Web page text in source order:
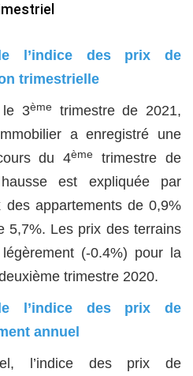
l’indice des prix de
trimestrielle
le 3èmetrimestre de 2021,
a enregistré une
du 4ème
trimestre de
est expliquée par
des appartements de 0,9%
5,7%. Les prix des terrains
(-0.4%) pour la
trimestre 2020.
l’indice des prix de
annuel
l’indice des prix de